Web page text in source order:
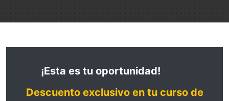
¡Esta es tu oportunidad!
Descuento exclusivo en tu curso de